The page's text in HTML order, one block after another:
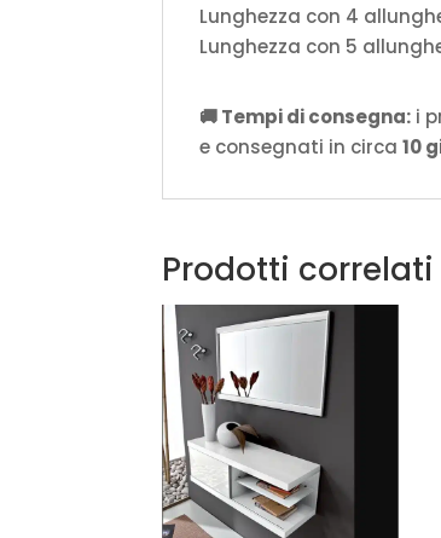
Lunghezza con 4
Lunghezza con 5
🚚 Tempi di consegna: i
e consegnati in circa10
Prodotti correlati